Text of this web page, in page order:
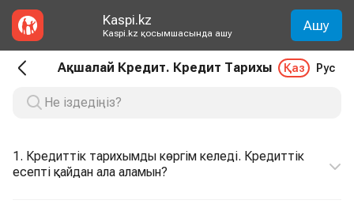
Kaspi.kz
Kaspi.kz қосымшасында ашу Ашу
Ақшалай Кредит. Кредит Тарихы Қаз Рус
1. Кредиттік тарихымды көргім келеді. Кредиттік
есепті қайдан ала аламын?